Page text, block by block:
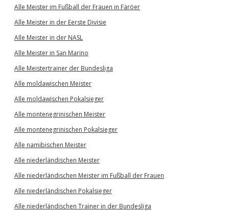
Alle Meister im Fußball der Frauen in Färöer
Alle Meister in der Eerste Divisie
Alle Meister in der NASL
Alle Meister in San Marino
Alle Meistertrainer der Bundesliga
Alle moldawischen Meister
Alle moldawischen Pokalsieger
Alle montenegrinischen Meister
Alle montenegrinischen Pokalsieger
Alle namibischen Meister
Alle niederländischen Meister
Alle niederländischen Meister im Fußball der Frauen
Alle niederländischen Pokalsieger
Alle niederländischen Trainer in der Bundesliga